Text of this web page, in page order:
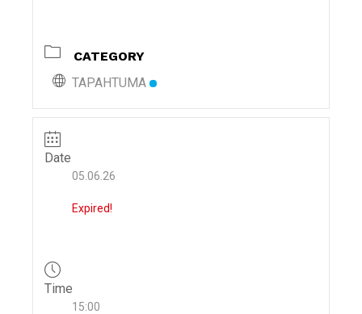
o
CATEGORY
TAPAHTUMA
Date
05.06.26
Expired!
Time
15:00